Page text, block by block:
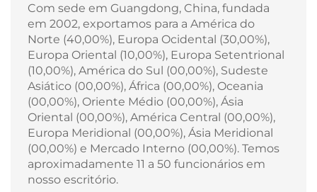
Com sede em Guangdong, China, fundada
em 2002, exportamos para a América do
Norte (40,00%), Europa Ocidental (30,00%),
Europa Oriental (10,00%), Europa Setentrional
(10,00%), América do Sul (00,00%), Sudeste
Asiático (00,00%), África (00,00%), Oceania
(00,00%), Oriente Médio (00,00%), Ásia
Oriental (00,00%), América Central (00,00%),
Europa Meridional (00,00%), Ásia Meridional
(00,00%) e Mercado Interno (00,00%). Temos
aproximadamente 11 a 50 funcionários em
nosso escritório.